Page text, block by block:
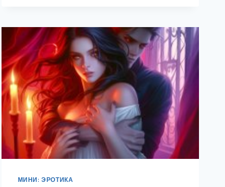
МИНИ: ЭРОТИКА